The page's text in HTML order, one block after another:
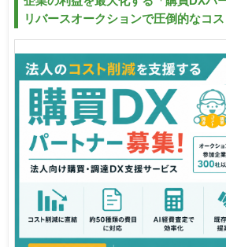
リバースオークションで圧倒的なコ